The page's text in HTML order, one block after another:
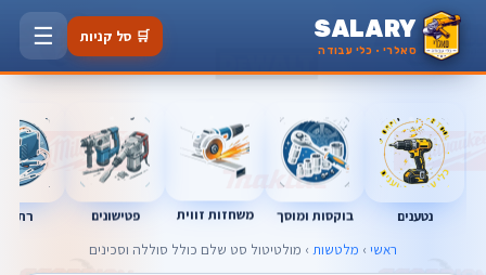
SALARY
סאלרי · כלי עבודה
🛒 סל קניות ☰
נטענים בוקסות ומוסך משחזות זווית פטישונים
ראשי › מלטשות › מולטיטול סט שלם כולל סוללה וסכינים